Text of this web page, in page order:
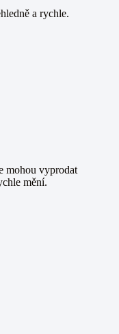
a rychle.
mohou vyprodat
mění.